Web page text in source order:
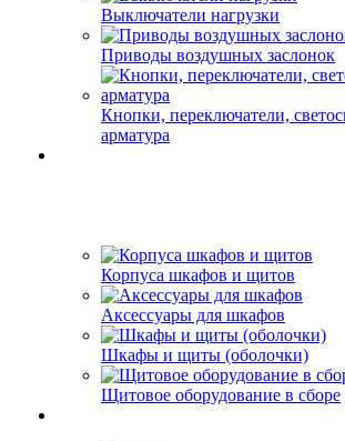
Выключатели нагрузки
Приводы воздушных заслонок
Кнопки, переключатели,
арматура
Корпуса шкафов и щитов
Аксессуары для шкафов
Шкафы и щиты (оболочки)
Щитовое оборудование в сборе